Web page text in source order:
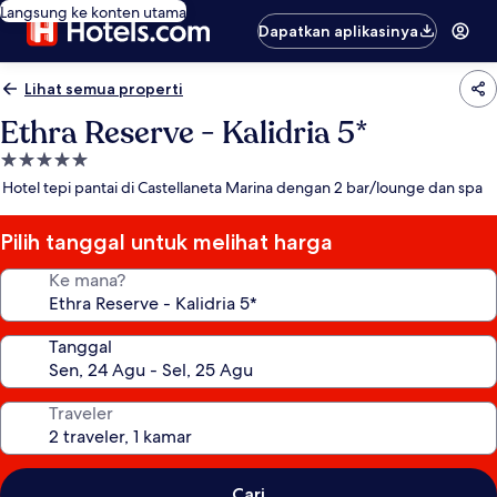
Langsung ke konten utama
Dapatkan aplikasinya
Lihat semua properti
Ethra Reserve - Kalidria 5*
Properti
bintang
Hotel tepi pantai di Castellaneta Marina dengan 2 bar/lounge dan spa
Pilih tanggal untuk melihat harga
Ke mana?
Tanggal
Traveler